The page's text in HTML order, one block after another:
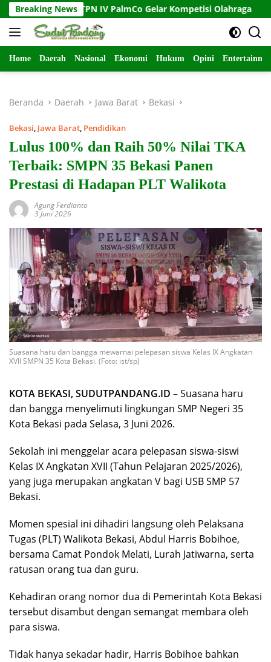
Langsung
ke
konten
Breaking News
81 RI, PTPN IV PalmCo Gelar Kompetisi Olahraga
Home Daerah Nasional Ekonomi Hukum Opini
Beranda Daerah Jawa Barat Bekasi
Bekasi, Jawa Barat, Pendidikan
Lulus 100% dan Raih 50% Nilai TKA
Terbaik: SMPN 35 Bekasi Panen
Prestasi di Hadapan PLT Walikota
Agung Ferdianto
3 Juni 2026
Suasana haru dan bangga mewarnai pelepasan siswa Kelas IX Angkatan
XVII SMPN 35 Kota Bekasi. (Foto: ist/sp)
KOTA BEKASI, SUDUTPANDANG.ID – Suasana haru
dan bangga menyelimuti lingkungan SMP Negeri 35
Kota Bekasi pada Selasa, 3 Juni 2026.
Sekolah ini menggelar acara pelepasan siswa-siswi
Kelas IX Angkatan XVII (Tahun Pelajaran 2025/2026),
yang juga merupakan angkatan V bagi USB SMP 57
Bekasi.
Momen spesial ini dihadiri langsung oleh Pelaksana
Tugas (PLT) Walikota Bekasi, Abdul Harris Bobihoe,
bersama Camat Pondok Melati, Lurah Jatiwarna, serta
ratusan orang tua dan guru.
Kehadiran orang nomor dua di Pemerintah Kota Bekasi
tersebut disambut dengan semangat membara oleh
para siswa.
Tidak hanya sekadar hadir, Harris Bobihoe bahkan